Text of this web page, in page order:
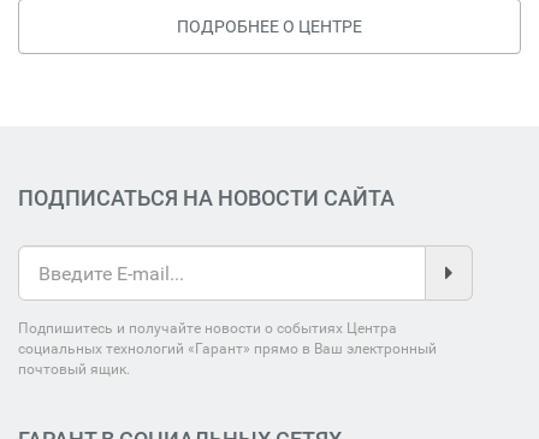
ПОДРОБНЕЕ О ЦЕНТРЕ
ПОДПИСАТЬСЯ НА НОВОСТИ САЙТА
Подпишитесь и получайте новости о событиях Центра
социальных технологий «Гарант» прямо в Ваш электронный
почтовый ящик.